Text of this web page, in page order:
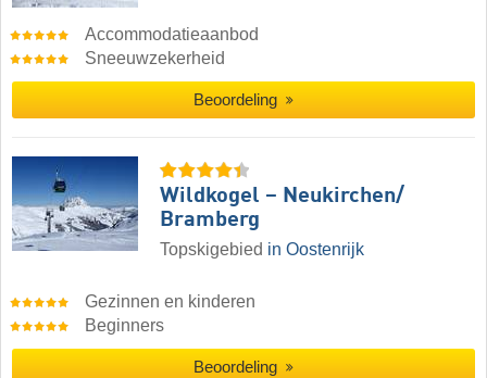
Accommodatieaanbod
Sneeuwzekerheid
Beoordeling
Wildkogel – Neukirchen/​
Bramberg
Topskigebied in Oostenrijk
Gezinnen en kinderen
Beginners
Beoordeling